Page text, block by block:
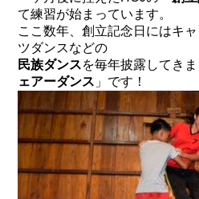
て練習が始まっています。
ここ数年、創立記念日にはキ
ツダンスなどの
民族ダンスを毎年披露してき
ェアーダンス 」です！